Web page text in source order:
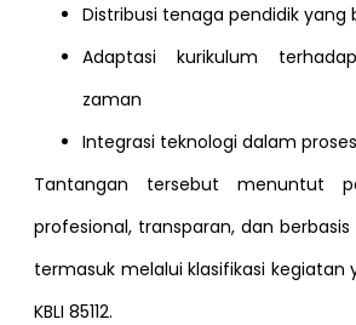
Distribusi tenaga pendidik
Adaptasi kurikulum
zaman
Integrasi teknologi dalam
Tantangan tersebut menuntut
profesional, transparan, dan
termasuk melalui klasifikasi kegiatan
KBLI 85112.